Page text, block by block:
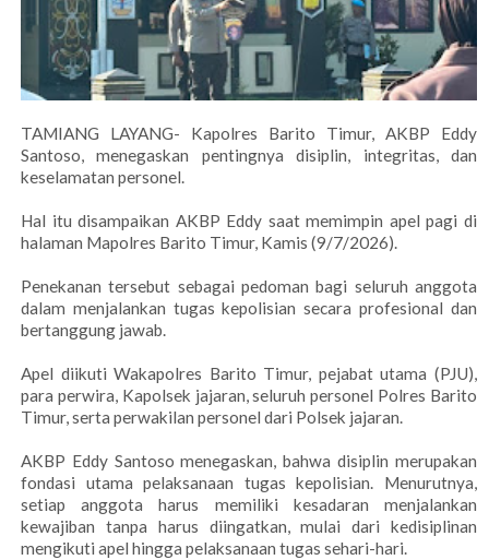
TAMIANG LAYANG- Kapolres Barito Timur, AKBP Eddy
Santoso, menegaskan pentingnya disiplin, integritas, dan
keselamatan personel.
Hal itu disampaikan AKBP Eddy saat memimpin apel pagi di
halaman Mapolres Barito Timur, Kamis (9/7/2026).
Penekanan tersebut sebagai pedoman bagi seluruh anggota
dalam menjalankan tugas kepolisian secara profesional dan
bertanggung jawab.
Apel diikuti Wakapolres Barito Timur, pejabat utama (PJU),
para perwira, Kapolsek jajaran, seluruh personel Polres Barito
Timur, serta perwakilan personel dari Polsek jajaran.
AKBP Eddy Santoso menegaskan, bahwa disiplin merupakan
fondasi utama pelaksanaan tugas kepolisian. Menurutnya,
setiap anggota harus memiliki kesadaran menjalankan
kewajiban tanpa harus diingatkan, mulai dari kedisiplinan
mengikuti apel hingga pelaksanaan tugas sehari-hari.